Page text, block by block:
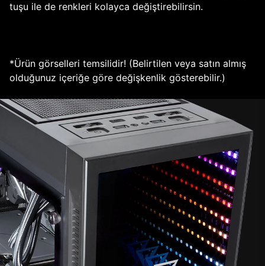
tuşu ile de renkleri kolayca değiştirebilirsin.
*Ürün görselleri temsilidir! (Belirtilen veya satın almış
olduğunuz içeriğe göre değişkenlik gösterebilir.)